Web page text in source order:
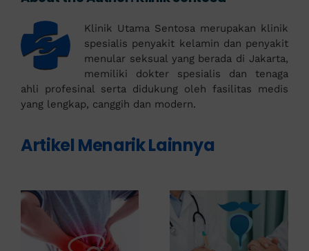
Klinik Utama Sentosa merupakan klinik
spesialis penyakit kelamin dan penyakit
menular seksual yang berada di Jakarta,
memiliki dokter spesialis dan tenaga
ahli profesinal serta didukung oleh fasilitas medis
yang lengkap, canggih dan modern.
Artikel Menarik Lainnya